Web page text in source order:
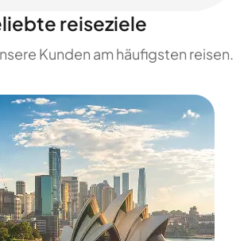
reiseziele
Kunden am häufigsten reisen.